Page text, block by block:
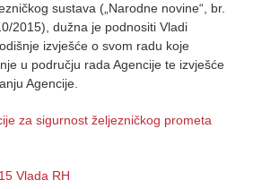
sustava („Narodne novine“, br.
2015), dužna je podnositi Vladi
izvješće o svom radu koje
u području rada Agencije te izvješće
Agencije.
za sigurnost željezničkog prometa
Vlada RH